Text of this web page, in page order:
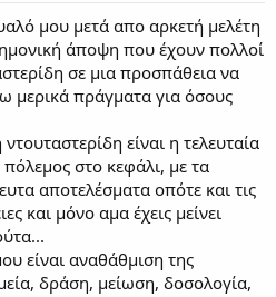
μου μετά απο αρκετή μελέτη
άποψη που έχουν πολλοί
σε μια προσπάθεια να
μερικά πράγματα για όσους
είναι η τελευταία
στο κεφάλι, με τα
αποτελέσματα οπότε και τις
και μόνο αμα έχεις μείνει
είναι αναθάθμιση της
δράση, μείωση, δοσολογία,